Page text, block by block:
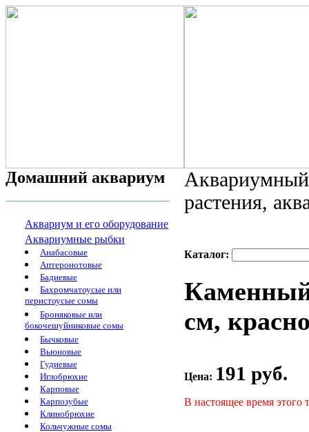
Домашний аквариум
Аквариум и его оборудование
Аквариумные рыбки
Анабасовые
Аптеронотовые
Бадиевые
Бахромчатоусые или
перистоусые сомы
Броняковые или
бокочешуйниковые сомы
Бычковые
Вьюновые
Гудиевые
Иглобрюхие
Карповые
Карпозубые
Клинобрюхие
Кольчужные сомы
растения,
Каталог:
Каменный
см,
Цена: 191 руб.
В настоящее время этого